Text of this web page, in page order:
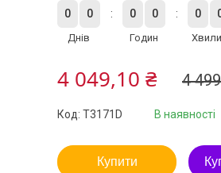
0 0
Днів
0 0
Годин
0
4
4 049,10 ₴
В наявності
Код: T3171D
Купити